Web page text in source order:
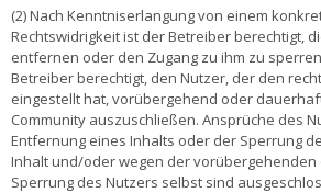
(2) Nach Kenntniserlangung von einem
Rechtswidrigkeit ist der Betreiber berechtigt,
entfernen oder den Zugang zu ihm zu
Betreiber berechtigt, den Nutzer, der den
eingestellt hat, vorübergehend oder
Community auszuschließen. Ansprüche des
Entfernung eines Inhalts oder der Sperrung
Inhalt und/oder wegen der
Sperrung des Nutzers selbst sind